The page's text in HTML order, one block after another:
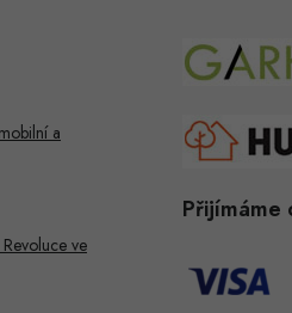
a
ve
Přijímáme